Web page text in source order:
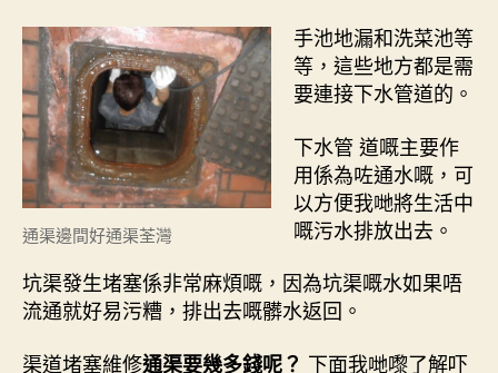
通渠邊間好通渠荃灣
手池地漏和洗菜池等
等，這些地方都是需
要連接下水管道的。
下水管 道嘅主要作
用係為咗通水嘅，可
以方便我哋將生活中
嘅污水排放出去。
坑渠發生堵塞係非常麻煩嘅，因為坑渠嘅水如果唔
流通就好易污糟，排出去嘅髒水返回。
渠道堵塞維修通渠要幾多錢呢？ 下面我哋嚟了解吓